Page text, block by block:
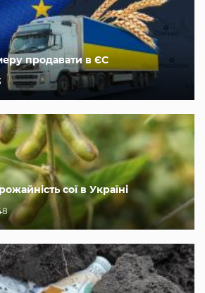
продавати в ЄС
сої в Україні